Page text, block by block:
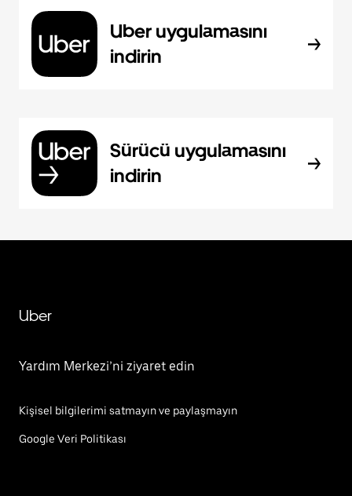
Uber uygulamasını
indirin
Sürücü uygulamasını
indirin
Uber
Yardım Merkezi’ni ziyaret edin
Kişisel bilgilerimi satmayın ve paylaşmayın
Google Veri Politikası